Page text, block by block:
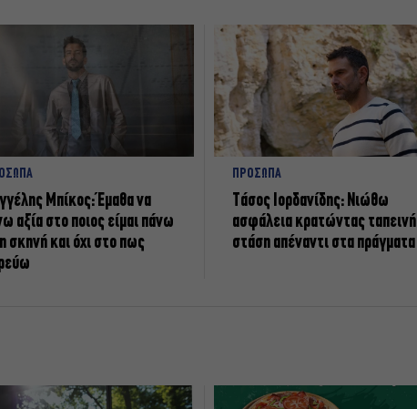
Μπίκος: Έμαθα να
αξία στο ποιος είμαι πάνω
σκηνή και όχι στο πως
ΠΡΟΣΩΠΑ
Tάσος Ιορδανίδης: Νιώθω
ασφάλεια κρατώντας ταπεινή
στάση απέναντι στα πράγματα